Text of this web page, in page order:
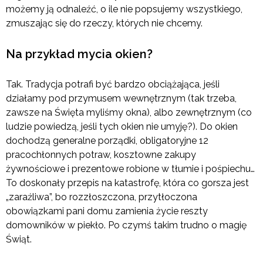
możemy ją odnaleźć, o ile nie popsujemy wszystkiego,
zmuszając się do rzeczy, których nie chcemy.
Na przykład mycia okien?
Tak. Tradycja potrafi być bardzo obciążająca, jeśli
działamy pod przymusem wewnętrznym (tak trzeba,
zawsze na Święta myliśmy okna), albo zewnętrznym (co
ludzie powiedzą, jeśli tych okien nie umyję?). Do okien
dochodzą generalne porządki, obligatoryjne 12
pracochłonnych potraw, kosztowne zakupy
żywnościowe i prezentowe robione w tłumie i pośpiechu…
To doskonały przepis na katastrofę, która co gorsza jest
„zaraźliwa”, bo rozzłoszczona, przytłoczona
obowiązkami pani domu zamienia życie reszty
domowników w piekło. Po czymś takim trudno o magię
Świąt.